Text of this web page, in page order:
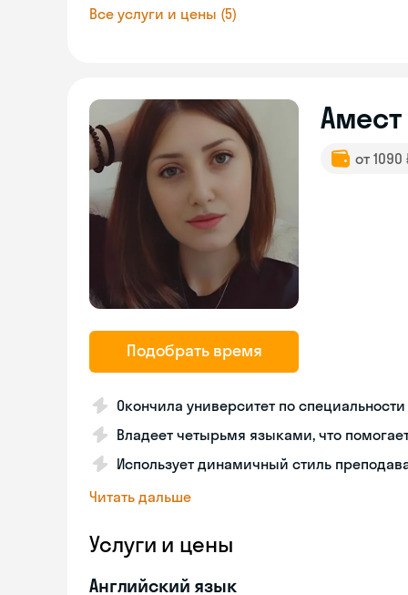
Все услуги и цены (5)
Подобрать время
Амест
от
Окончила университет по
Владеет четырьмя языками, что
Использует динамичный стиль
Читать дальше
Услуги и цены
Английский язык